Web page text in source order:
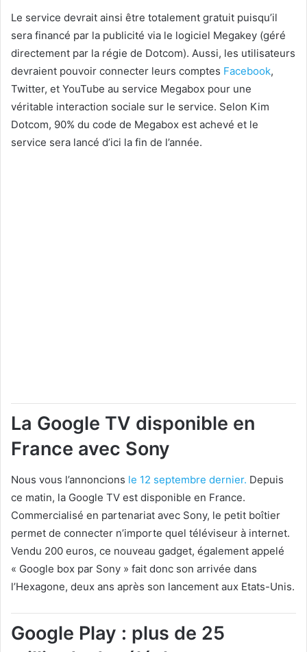
Le service devrait ainsi être totalement gratuit puisqu’il
sera financé par la publicité via le logiciel Megakey (géré
directement par la régie de Dotcom). Aussi, les utilisateurs
devraient pouvoir connecter leurs comptes Facebook,
Twitter, et YouTube au service Megabox pour une
véritable interaction sociale sur le service. Selon Kim
Dotcom, 90% du code de Megabox est achevé et le
service sera lancé d’ici la fin de l’année.
La Google TV disponible en
France avec Sony
Nous vous l’annoncions le 12 septembre dernier. Depuis
ce matin, la Google TV est disponible en France.
Commercialisé en partenariat avec Sony, le petit boîtier
permet de connecter n’importe quel téléviseur à internet.
Vendu 200 euros, ce nouveau gadget, également appelé
« Google box par Sony » fait donc son arrivée dans
l’Hexagone, deux ans après son lancement aux Etats-Unis.
Google Play : plus de 25